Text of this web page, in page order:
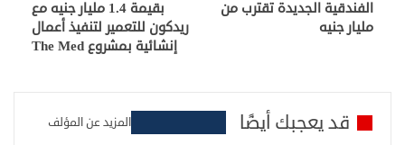
الفندقية الجديدة تقترب من
مليار جنيه
بقيمة 1.4 مليار جنيه مع
ريدكون للتعمير لتنفيذ أعمال
إنشائية بمشروع The Med
قد يعجبك أيضًا المزيد عن المؤلف